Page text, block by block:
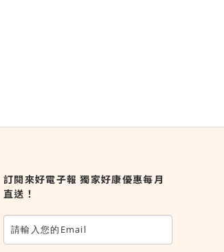
訂閱來好電子報 獨家好康優惠每月
直送！